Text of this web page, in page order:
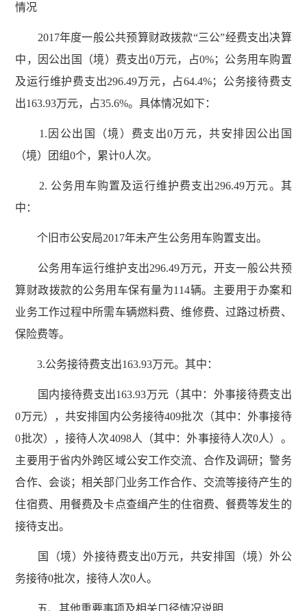
情况
2017年度一般公共预算财政拨款“三公”经费支出决算
中，因公出国（境）费支出0万元，占0%；公务用车购置
及运行维护费支出296.49万元，占64.4%；公务接待费支
出163.93万元，占35.6%。具体情况如下：
1.因公出国（境）费支出0万元，共安排因公出国
（境）团组0个，累计0人次。
2. 公务用车购置及运行维护费支出296.49万元。其
中：
个旧市公安局2017年未产生公务用车购置支出。
公务用车运行维护支出296.49万元，开支一般公共预
算财政拨款的公务用车保有量为114辆。主要用于办案和
业务工作过程中所需车辆燃料费、维修费、过路过桥费、
保险费等。
3.公务接待费支出163.93万元。其中：
国内接待费支出163.93万元（其中：外事接待费支出
0万元），共安排国内公务接待409批次（其中：外事接待
0批次），接待人次4098人（其中：外事接待人次0人）。
主要用于省内外跨区域公安工作交流、合作及调研；警务
合作、会谈；相关部门业务工作合作、交流等接待产生的
住宿费、用餐费及卡点查缉产生的住宿费、餐费等发生的
接待支出。
国（境）外接待费支出0万元，共安排国（境）外公
务接待0批次，接待人次0人。